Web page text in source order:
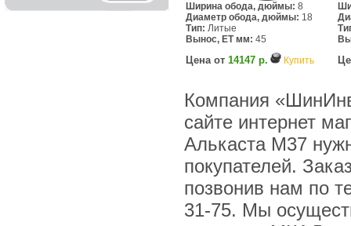
Ширина обода, дюймы: 8
Диаметр обода, дюймы: 18
Тип: Литые
Вынос, ET мм: 45
Цена от 14147 р. Купить
Компания
сайте интернет
Алькаста M37
покупателей.
позвонив нам по
31-75. Мы